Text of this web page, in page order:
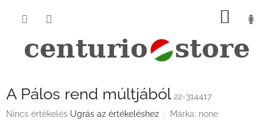
KOSÁR
A Pálos rend múltjából 22-314417
A
Nincs értékelés Ugrás az értékeléshez Márka: none